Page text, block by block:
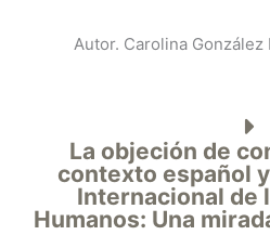
Autor. Carolina
La objeción de
contexto español
Internacional de
Humanos: Una